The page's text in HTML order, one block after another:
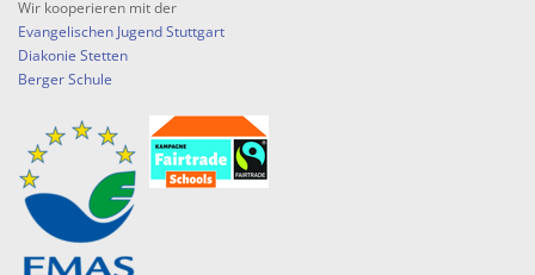
Wir kooperieren mit der
Evangelischen Jugend Stuttgart
Diakonie Stetten
Berger Schule